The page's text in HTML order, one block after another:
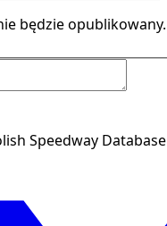
będzie opublikowany.
Speedway Database